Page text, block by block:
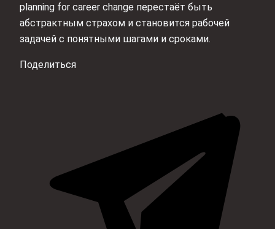
planning for career change перестаёт быть
абстрактным страхом и становится рабочей
задачей с понятными шагами и сроками.
Поделиться